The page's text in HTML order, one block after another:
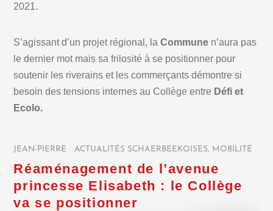
2021.
S’agissant d’un projet régional, laCommune n’aura pas
le dernier mot mais sa frilosité à se positionner pour
soutenir les riverains et les commerçants démontre si
besoin des tensions internes au Collège entre Défi et
Ecolo.
JEAN-PIERRE ACTUALITÉS SCHAERBEEKOISES, MOBILITÉ
Réaménagement de l’avenue
princesse Elisabeth : le Collège
va se positionner